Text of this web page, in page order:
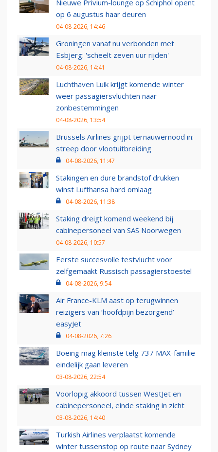
Nieuwe Privium-lounge op Schiphol opent
op 6 augustus haar deuren
04-08-2026, 14:46
Groningen vanaf nu verbonden met
Esbjerg: 'scheelt zeven uur rijden'
04-08-2026, 14:41
Luchthaven Luik krijgt komende winter
weer passagiersvluchten naar
zonbestemmingen
04-08-2026, 13:54
Brussels Airlines grijpt ternauwernood in:
streep door vlootuitbreiding
04-08-2026, 11:47
Stakingen en dure brandstof drukken
winst Lufthansa hard omlaag
04-08-2026, 11:38
Staking dreigt komend weekend bij
cabinepersoneel van SAS Noorwegen
04-08-2026, 10:57
Eerste succesvolle testvlucht voor
zelfgemaakt Russisch passagierstoestel
04-08-2026, 9:54
Air France-KLM aast op terugwinnen
reizigers van ‘hoofdpijn bezorgend’
easyJet
04-08-2026, 7:26
Boeing mag kleinste telg 737 MAX-familie
eindelijk gaan leveren
03-08-2026, 22:54
Voorlopig akkoord tussen WestJet en
cabinepersoneel, einde staking in zicht
03-08-2026, 14:40
Turkish Airlines verplaatst komende
winter tussenstop op route naar Sydney